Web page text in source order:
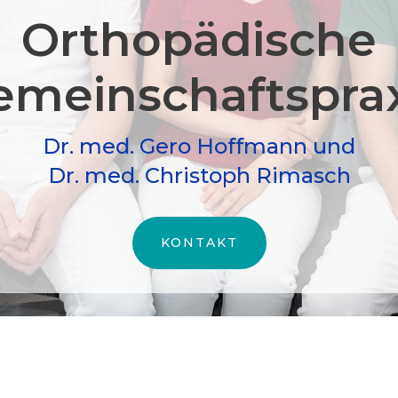
Orthopädische
Dr. med. Gero Hoffmann und
Dr. med. Christoph Rimasch
KONTAKT